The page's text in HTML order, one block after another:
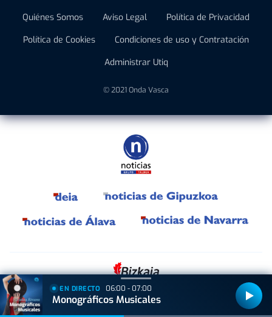
Quiénes Somos Aviso Legal
Política de Privacidad
Política de Cookies
Condiciones de uso y Contratación
Administrar Utiq
© 2021 Onda Vasca
Bizkaiko Foru Aldundiak finantzatu du proiektu hau, 2021eko Suspertze
EN DIRECTO 06:00 - 07:00
Monográficos Musicales